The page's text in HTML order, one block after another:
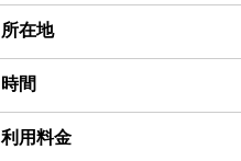
所在地
時間
利用料金